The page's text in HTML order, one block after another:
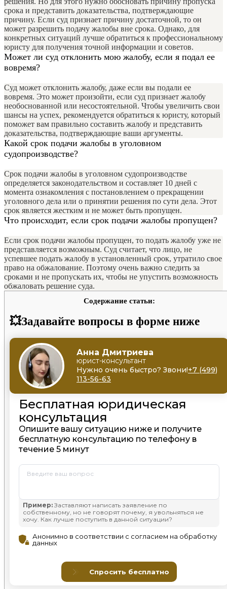
срока и представить доказательства, подтверждающие
причину. Если суд признает причину достаточной, то он
может разрешить подачу жалобы вне срока. Однако, для
конкретных ситуаций лучше обратиться к профессиональному
юристу для получения точной информации и советов.
Может ли суд отклонить мою жалобу, если я подал ее
вовремя?
Суд может отклонить жалобу, даже если вы подали ее
вовремя. Это может произойти, если суд признает жалобу
необоснованной или несостоятельной. Чтобы увеличить свои
шансы на успех, рекомендуется обратиться к юристу, который
поможет вам правильно составить жалобу и представить
доказательства, подтверждающие ваши аргументы.
Какой срок подачи жалобы в уголовном
судопроизводстве?
Срок подачи жалобы в уголовном судопроизводстве
определяется законодательством и составляет 10 дней с
момента ознакомления с постановлением о прекращении
уголовного дела или о принятии решения по сути дела. Этот
срок является жестким и не может быть пропущен.
Что происходит, если срок подачи жалобы пропущен?
Если срок подачи жалобы пропущен, то подать жалобу уже не
представляется возможным. Суд считает, что лицо, не
успевшее подать жалобу в установленный срок, утратило свое
право на обжалование. Поэтому очень важно следить за
сроками и не пропускать их, чтобы не упустить возможность
обжаловать решение суда.
Содержание статьи:
💥Задавайте вопросы в форме ниже